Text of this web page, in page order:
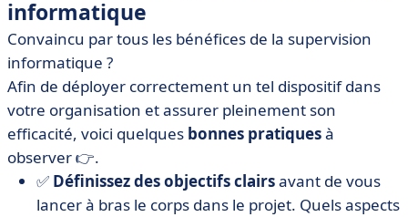
informatique
Convaincu par tous les bénéfices de la supervision
informatique ?
Afin de déployer correctement un tel dispositif dans
votre organisation et assurer pleinement son
efficacité, voici quelques bonnes pratiquesà
observer 👉.
✅ Définissez des objectifs clairsavant de vous
lancer à bras le corps dans le projet. Quels aspects